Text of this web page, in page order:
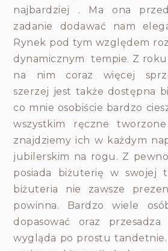
najbardziej . Ma ona
zadanie dodawać nam
Rynek pod tym względem
dynamicznym tempie. Z
na nim coraz więcej
szerzej jest także dostępna
co mnie osobiście bardzo
wszystkim ręczne
znajdziemy ich w każdym
jubilerskim na rogu. Z
posiada biżuterię w swojej
biżuteria nie zawsze
powinna. Bardzo wiele
dopasować oraz
wygląda po prostu tandetnie.